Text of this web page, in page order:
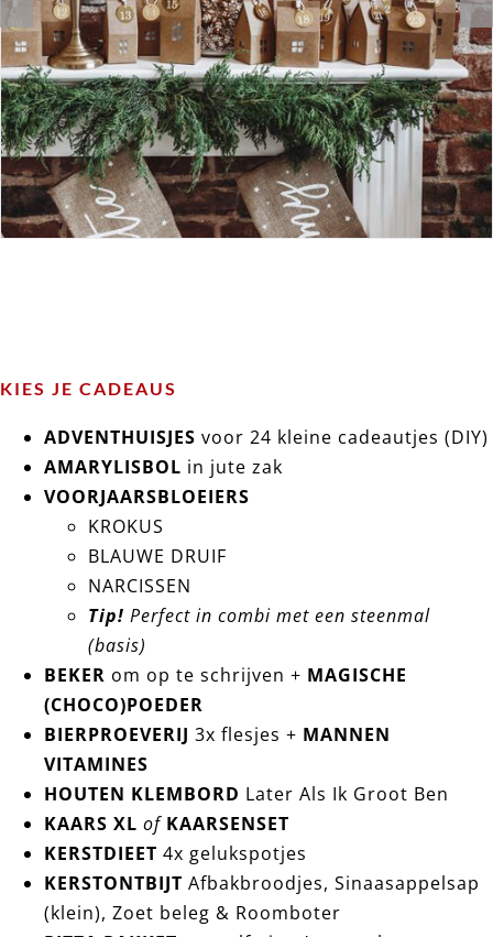
KIES JE CADEAUS
ADVENTHUISJES voor 24 kleine cadeautjes (DIY)
AMARYLISBOL in jute zak
VOORJAARSBLOEIERS
KROKUS
BLAUWE DRUIF
NARCISSEN
Tip! Perfect in combi met een steenmal
(basis)
BEKER om op te schrijven + MAGISCHE
(CHOCO)POEDER
BIERPROEVERIJ 3x flesjes + MANNEN
VITAMINES
HOUTEN KLEMBORD Later Als Ik Groot Ben
KAARS XL of KAARSENSET
KERSTDIEET 4x gelukspotjes
KERSTONTBIJT Afbakbroodjes, Sinaasappelsap
(klein), Zoet beleg & Roomboter